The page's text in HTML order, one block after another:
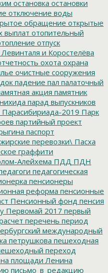
остановка остановки
отключение воды
обращение открытые
выплат отопительный
отпуск
Левинталя и Коростелёва
охота охрана
очистные сооружения
падение пал палаточный
акция памятник
парад выпускников
Парасибириада-2019 Парк
партийный проект
паспорт
перевозки\ Пасха
граффити
Алейхема ПДД ПДН
педагогическая
пенсионеры
реформа пенсионные
Пенсионный фонд пенсия
Первомай 2017 первый
перечень период
международный
петрушкова пешеходная
переход
площади Ленина
письмо_в_редакцию